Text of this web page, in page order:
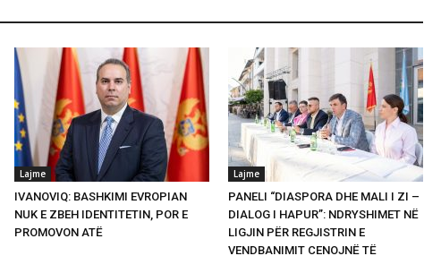
Lajme
IVANOVIQ: BASHKIMI EVROPIAN
NUK E ZBEH IDENTITETIN, POR E
PROMOVON ATË
Lajme
PANELI “DIASPORA DHE MALI I ZI –
DIALOG I HAPUR”: NDRYSHIMET NË
LIGJIN PËR REGJISTRIN E
VENDBANIMIT CENOJNË TË